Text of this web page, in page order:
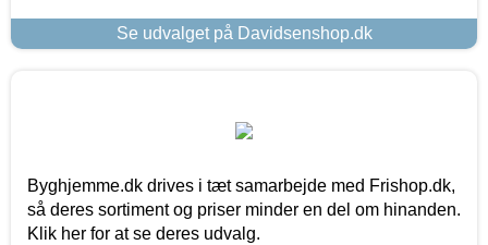
Se udvalget på Davidsenshop.dk
Byghjemme.dk drives i tæt samarbejde med Frishop.dk,
så deres sortiment og priser minder en del om hinanden.
Klik her for at se deres udvalg.